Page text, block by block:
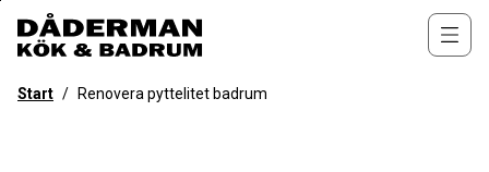
övergripande
förStart / Renovera pyttelitet badrum